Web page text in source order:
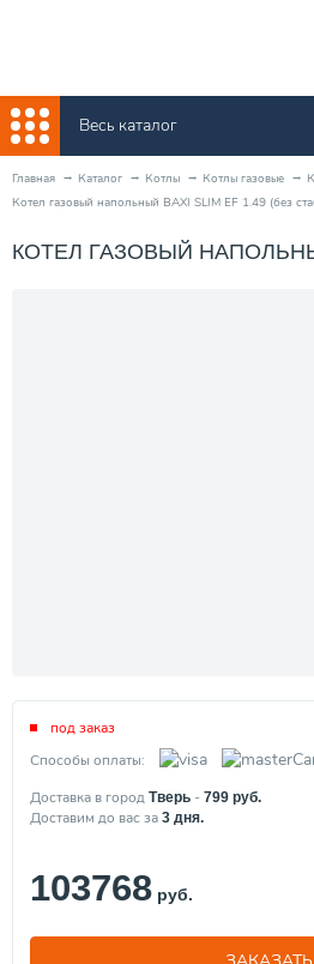
Весь каталог
Главная Каталог Котлы Котлы газовые
Котел газовый напольный BAXI SLIM EF 1.49 (без
КОТЕЛ ГАЗОВЫЙ
под заказ
Способы оплаты:
Доставка в город Тверь - 799 руб.
Доставим до вас за 3 дня.
103768 руб.